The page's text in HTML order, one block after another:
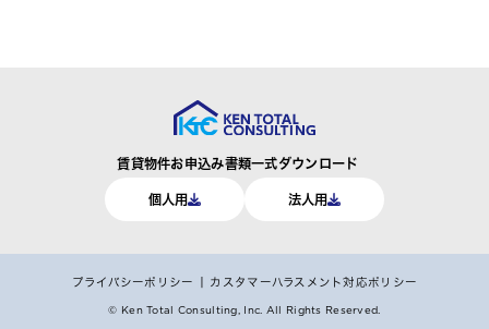
賃貸物件お申込み書類一式ダウンロード
個人用 法人用
プライバシーポリシー カスタマーハラスメント対応ポリシー
© Ken Total Consulting, Inc. All Rights Reserved.